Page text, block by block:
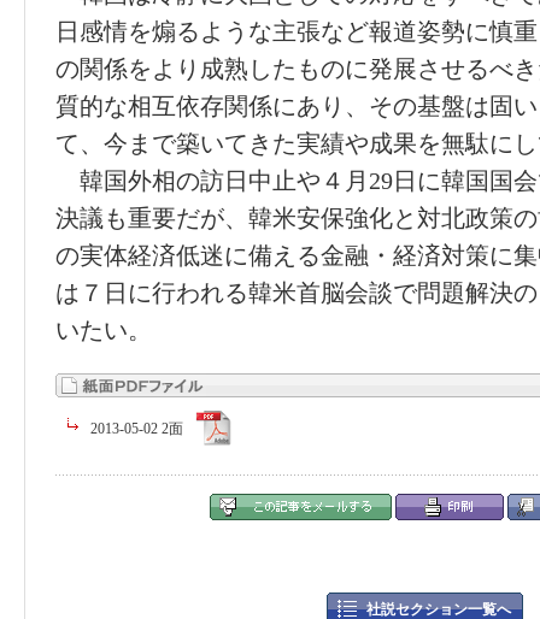
日感情を煽るような主張など報道姿勢に慎
の関係をより成熟したものに発展させるべ
質的な相互依存関係にあり、その基盤は固
て、今まで築いてきた実績や成果を無駄に
韓国外相の訪日中止や４月29日に韓国国
決議も重要だが、韓米安保強化と対北政策
の実体経済低迷に備える金融・経済対策に
は７日に行われる韓米首脳会談で問題解決
いたい。
2013-05-02 2面
社説セクション一覧へ